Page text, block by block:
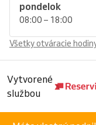
pondelok
08:00 – 18:00
Všetky otváracie
Vytvorené
službou